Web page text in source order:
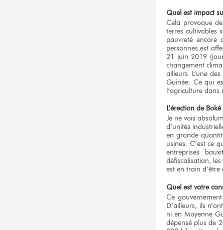
Quel est impact
Cela provoque
terres cultivables
pauvreté encore
personnes est
21 juin 2019
changement
ailleurs. L’une
Guinée. Ce qui
l’agriculture dans
L’érection de
Je ne vois
d’unités
en grande
usines. C’est ce
entreprises
défiscalisation,
est en train
Quel est votre
Ce
D’ailleurs, ils
ni en Moyenne
dépensé plus de